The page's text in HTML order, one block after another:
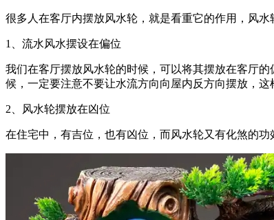
很多人在客厅内摆放风水轮，就是看重它的作用，风
1、流水风水摆设在偏位
我们在客厅摆放风水轮的时候，可以将其摆放在客厅
候，一定要注意不要让水流方向向屋内反方向摆放，这
2、风水轮摆放在凶位
在住宅中，有吉位，也有凶位，而风水轮又有化煞的